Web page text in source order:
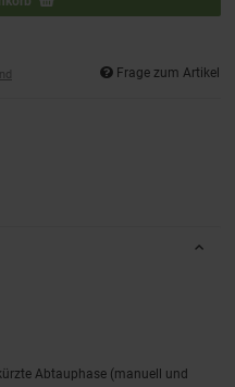
Frage zum Artikel
Abtauphase (manuell und